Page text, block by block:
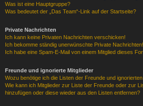
Was ist eine Hauptgruppe?
Was bedeutet der „Das Team“-Link auf der Startseite?
Private Nachrichten
Ich kann keine Privaten Nachrichten verschicken!
Ich bekomme ständig unerwünschte Private Nachrichten!
Ich habe eine Spam-E-Mail von einem Mitglied dieses
Freunde und ignorierte Mitglieder
Wozu benötige ich die Listen der Freunde und
Wie kann ich Mitglieder zur Liste der Freunde oder zur
hinzufügen oder diese wieder aus den Listen entfernen?